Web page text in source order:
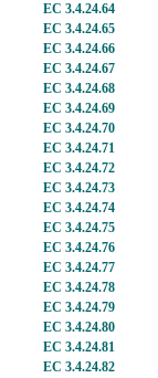
EC 3.4.24.64
EC 3.4.24.65
EC 3.4.24.66
EC 3.4.24.67
EC 3.4.24.68
EC 3.4.24.69
EC 3.4.24.70
EC 3.4.24.71
EC 3.4.24.72
EC 3.4.24.73
EC 3.4.24.74
EC 3.4.24.75
EC 3.4.24.76
EC 3.4.24.77
EC 3.4.24.78
EC 3.4.24.79
EC 3.4.24.80
EC 3.4.24.81
EC 3.4.24.82